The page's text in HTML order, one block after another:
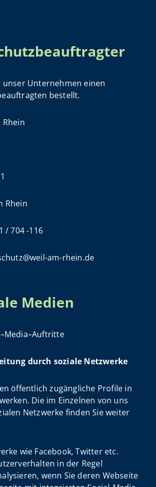
Unternehmen einen
bestellt.
Rhein
Rhein
/ 704 -116
am-rhein.de
Medien
durch soziale Netzwerke
öffentlich zugängliche Profile in
Die im Einzelnen von uns
Netzwerke finden Sie weiter
wie Facebook, Twitter etc.
in der Regel
wenn Sie deren Webseite